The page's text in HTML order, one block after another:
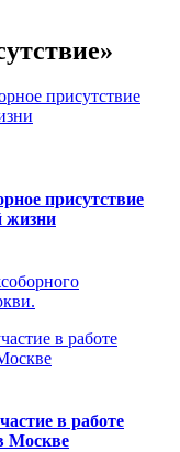
присутствие
жизни
в работе
Москве